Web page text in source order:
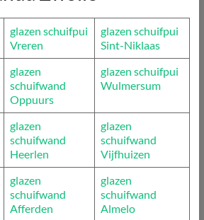
glazen schuifpui
Vreren
glazen schuifpui
Sint-Niklaas
glazen
schuifwand
Oppuurs
glazen schuifpui
Wulmersum
glazen
schuifwand
Heerlen
glazen
schuifwand
Vijfhuizen
glazen
schuifwand
Afferden
glazen
schuifwand
Almelo